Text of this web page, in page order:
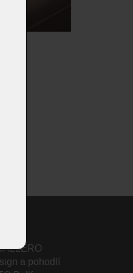
a pohodlí